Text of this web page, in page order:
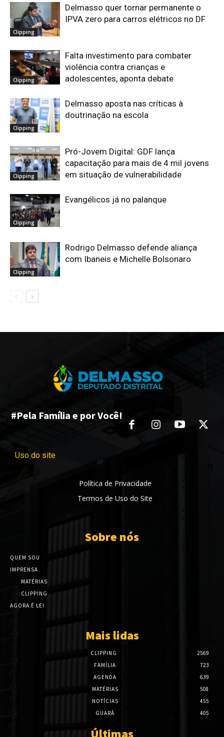
Clipping
Delmasso quer tornar permanente o
IPVA zero para carros elétricos no DF
Clipping
Falta investimento para combater
violência contra crianças e
adolescentes, aponta debate
Clipping
Delmasso aposta nas críticas à
doutrinação na escola
Clipping
Pró-Jovem Digital: GDF lança
capacitação para mais de 4 mil jovens
em situação de vulnerabilidade
Clipping
Evangélicos já no palanque
Clipping
Rodrigo Delmasso defende aliança
com Ibaneis e Michelle Bolsonaro
#Pela Família e por Você!
Uso do site
Política de Privacidade
Termos de Uso do Site
Sobre nós
QUEM SOU
IMPRENSA
MATÉRIAS
CLIPPING
AGORA É LEI
Mais lidas
CLIPPING
2569
FAMÍLIA
723
AGENDA
639
MATÉRIAS
508
NOTÍCIAS
455
GUARÁ
405
Últimas